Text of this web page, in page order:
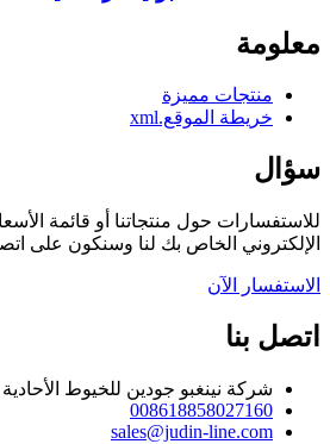
معلومة
منتجات مميزة
خريطة الموقع.xml
سؤال
للاستفسارات حول منتجاتنا أو قائمة
الإلكتروني الخاص بك لنا وسنكون على اتصال
الاستفسار الآن
اتصل بنا
شركة نينغبو جودين للخيوط
008618858027160
sales@judin-line.com